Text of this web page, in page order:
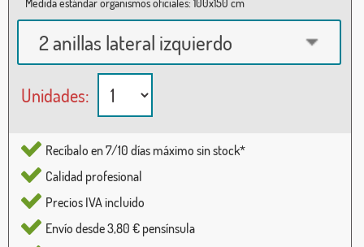
Medida estándar organismos oficiales: 100x150 cm
2 anillas lateral izquierdo
Unidades:
Recíbalo en 7/10 días máximo sin stock*
Calidad profesional
Precios IVA incluido
Envío desde 3,80 € pensínsula